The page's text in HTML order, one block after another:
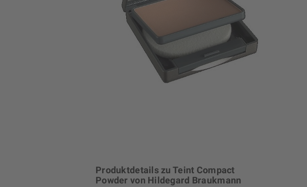
Produktdetails zu Teint Compact
Powder von Hildegard Braukmann